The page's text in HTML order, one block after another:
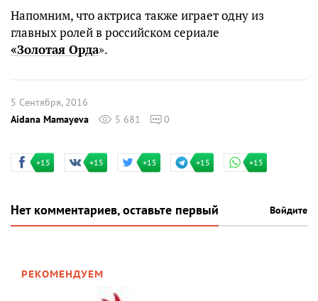
Напомним, что актриса также играет одну из
главных ролей в российском сериале
«Золотая Орда».
5 Сентября, 2016
Aidana Mamayeva
5 681 0
+15 +15 +15 +15 +15
Нет комментариев, оставьте первый Войдите
РЕКОМЕНДУЕМ